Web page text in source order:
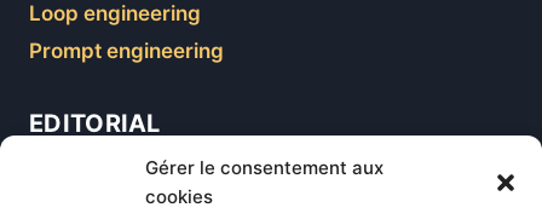
Gérer le consentement aux
cookies
Loop engineering
Prompt engineering
EDITORIAL